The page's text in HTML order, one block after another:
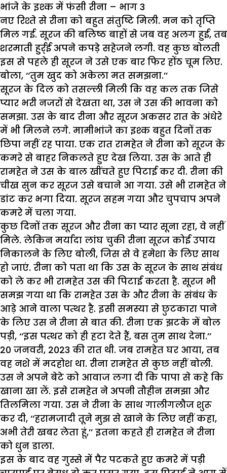
भांजे के इश्क में फंसी रीना – भाग 3
नए रिश्ते से रीना को बहुत संतुष्टि मिली. मन को तृप्ति
मिल गई. सूरज की बलिष्ठ बाहों से जब वह अलग हुई, तब
शरमाती हुर्र्ई अपने कपड़े सहेजने लगी. वह कुछ बोलती
इस से पहले ही सूरज ने उसे एक बार फिर होंठ चूम लिए.
बोला, ‘‘तुम खुद को अकेला मत समझना.’’
सूरज के दिल को तसल्ली मिली कि वह कल तक जिसे
प्यार भरी नजरों से देखता था, उस ने उस की भावना को
समझा. उस के बाद रीना और सूरज अकसर रात के अंधेरे
में भी मिलने लगे. मामीभांजे का इश्क बहुत दिनों तक
छिपा नहीं रह पाया. एक रात रामहेत ने रीना को सूरज के
कमरे से बाहर निकलते हुए देख लिया. उस के आते ही
रामहेत ने उस के बाल खींचते हुए पिटाई कर दी. रीना की
चीख सुन कर सूरज उसे बचाने आ गया. उसे भी रामहेत ने
डांट कर भगा दिया. सूरज सहम गया और चुपचाप अपने
कमरे में चला गया.
कुछ दिनों तक सूरज और रीना का प्यार सूना रहा, वे नहीं
मिले. लेकिन मर्यादा लांघ चुकी रीना सूरज कोई उपाय
निकालने के लिए बोली, जिस से वे हमेशा के लिए साथ
हो जाएं. रीना को पता था कि उस के सूरज के साथ संबंध
को ले कर भी रामहेत उस की पिटाई करता है. सूरज भी
समझ गया था कि रामहेत उस के और रीना के संबंध के
आड़े आने वाला पत्थर है. इसी समस्या से छुटकारा पाने
के लिए उस ने रीना से बात की. रीना एक झटके में बोल
पड़ी, ‘‘इस पत्थर को ही हटा देते हैं, बस तुम साथ देना.’’
20 जनवरी, 2023 की रात थी. जब रामहेत घर आया, तब
वह नशे में मदहोश था. रीना रामहेत से कुछ नहीं बोली.
उस ने अपने बेटे को आवाज लगा दी कि पापा से कहे कि
खाना खा लें. इसे रामहेत ने अपनी तौहीन समझा और
तिलमिला गया. उस ने रीना के साथ गालीगलौज शुरू
कर दी, ‘‘हरामजादी तूने मुझ से खाने के लिए नहीं कहा,
अभी तेरी खबर लेता हूं,’’ इतना कहते ही रामहेत ने रीना
को धुन डाला.
इस के बाद वह गुस्से में पैर पटकते हुए कमरे में पड़ी